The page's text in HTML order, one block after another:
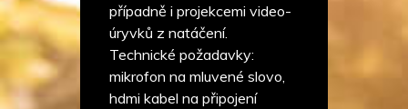
případně i projekcemi video-
úryvků z natáčení.
Technické požadavky:
mikrofon na mluvené slovo,
hdmi kabel na připojení